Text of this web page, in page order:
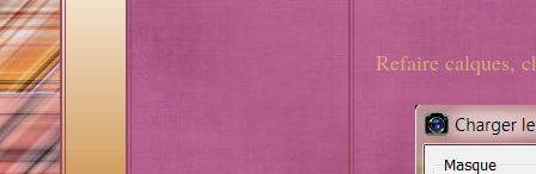
Refaire calques,